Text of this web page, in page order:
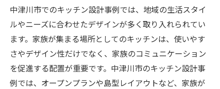
中津川市でのキッチン設計事例では、地域の生活スタイ
ルやニーズに合わせたデザインが多く取り入れられてい
ます。家族が集まる場所としてのキッチンは、使いやす
さやデザイン性だけでなく、家族のコミュニケーション
を促進する配置が重要です。中津川市のキッチン設計事
例では、オープンプランや島型レイアウトなど、家族が